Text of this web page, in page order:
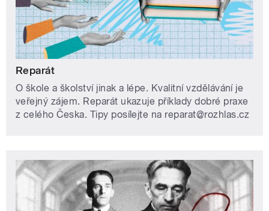
Reparát
O škole a školství jinak a lépe. Kvalitní vzdělávání je
veřejný zájem. Reparát ukazuje příklady dobré praxe
z celého Česka. Tipy posílejte na reparat@rozhlas.cz